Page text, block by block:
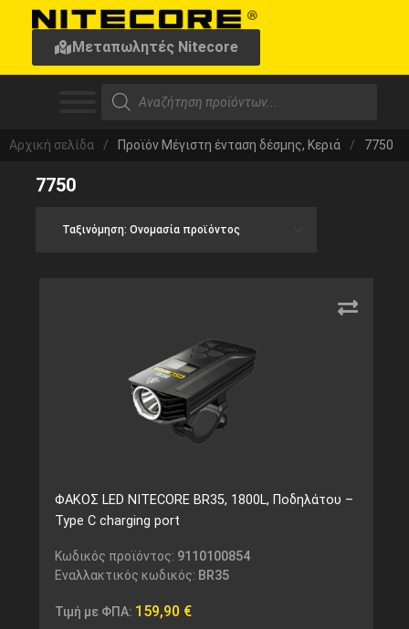
Μεταπωλητές Nitecore
Αρχική σελίδα / Προϊόν Μέγιστη ένταση δέσμης, Κεριά / 7750
7750
ΦΑΚΟΣ LED NITECORE BR35, 1800L, Ποδηλάτου –
Type C charging port
Κωδικός προϊόντος: 9110100854
Εναλλακτικός κωδικός: BR35
Τιμή με ΦΠΑ: 159,90 €